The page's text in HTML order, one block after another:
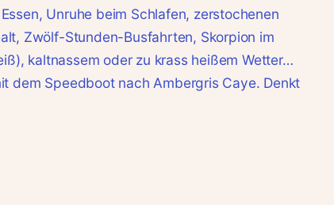
Unruhe beim Schlafen, zerstochenen
Zwölf-Stunden-Busfahrten, Skorpion im
kaltnassem oder zu krass heißem Wetter…
dem Speedboot nach Ambergris Caye. Denkt